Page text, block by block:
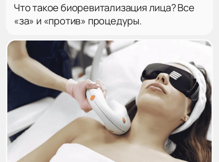
Что такое биоревитализация лица? Все
«за» и «против» процедуры.